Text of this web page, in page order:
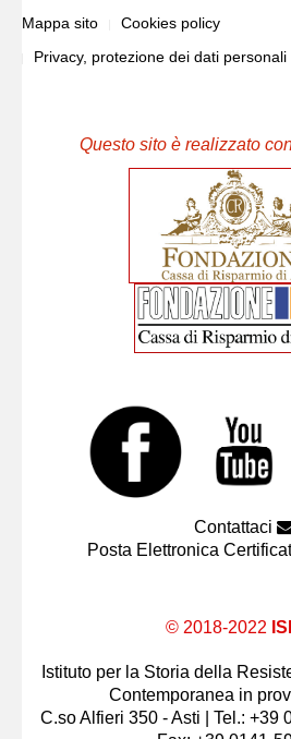
Mappa sito
Cookies policy
Privacy, protezione dei dati
Questo sito è realizzato
Contattaci
Posta Elettronica
© 2018-2022
Istituto per la Storia della
Contemporanea in
C.so Alfieri 350 - Asti | Tel.: +39